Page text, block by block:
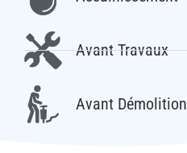
Avant Travaux
Avant Démolition